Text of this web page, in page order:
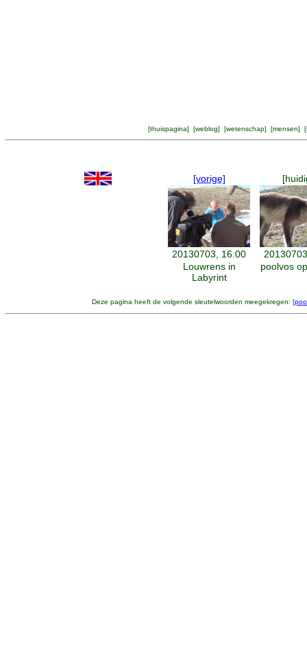
[thuispagina] [weblog] [wetenschap] [mensen] [
[vorige]
20130703, 16:00
Louwrens in
Labyrint
poolvos
Deze pagina heeft de volgende sleutelwoorden meegekregen: [